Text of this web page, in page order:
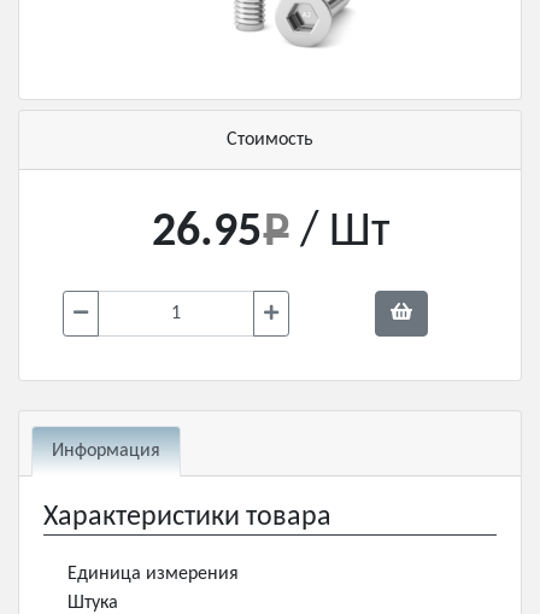
Стоимость
26.95 / Шт
Информация
Характеристики товара
Единица измерения
Штука